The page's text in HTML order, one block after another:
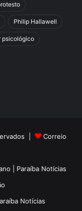
Philip Hallawell
psicológico
|
Correio
| Paraíba Notícias
Notícias